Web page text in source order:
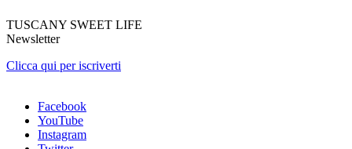
TUSCANY SWEET LIFE
Newsletter
Clicca qui per iscriverti
Facebook
YouTube
Instagram